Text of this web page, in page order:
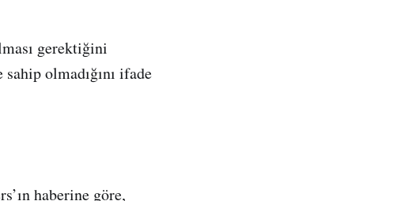
gerektiğini
olmadığını ifade
haberine göre,